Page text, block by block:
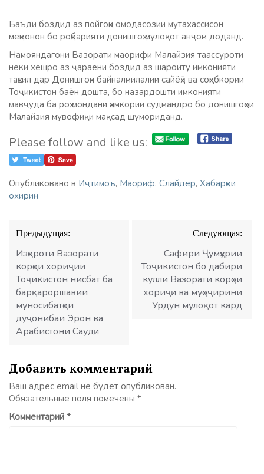
Баъди боздид аз пойгоҳи омодасозии мутахассисон
меҳмонон бо роҳбарияти донишгоҳ мулоқот анҷом доданд.
Намояндагони Вазорати маорифи Малайзия таассуроти
неки хешро аз ҷараёни боздид аз шароиту имконияти
таҳсил дар Донишгоҳи байналмилалии сайёҳӣ ва соҳибкории
Тоҷикистон баён дошта, бо назардошти имконияти
мавҷуда ба роҳ мондани ҳамкории судмандро бо донишгоҳҳои
Малайзия мувофиқи мақсад шумориданд.
Please follow and like us:
Опубликовано в Иҷтимоъ, Маориф, Слайдер, Хабарҳои
охирин
Навигация
по
записям
Предыдущая:
Изҳороти Вазорати
корҳои хориҷии
Тоҷикистон нисбат ба
барқароршавии
муносибатҳои
дуҷонибаи Эрон ва
Арабистони Саудӣ
Следующая:
Сафири Ҷумҳурии
Тоҷикистон бо дабири
кулли Вазорати корҳои
хориҷӣ ва муҳоҷирини
Урдун мулоқот кард
Добавить комментарий
Ваш адрес email не будет опубликован.
Обязательные поля помечены *
Комментарий *